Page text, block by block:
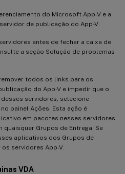
do Microsoft App-V e a
de publicação do App-V.
antes de fechar a caixa de
a seção Solução de problemas
todos os links para os
do App-V e impedir que o
servidores, selecione
no painel Ações. Esta ação é
em pacotes nesses servidores
Grupos de Entrega. Se
aplicativos dos Grupos de
servidores App-V.
VDA